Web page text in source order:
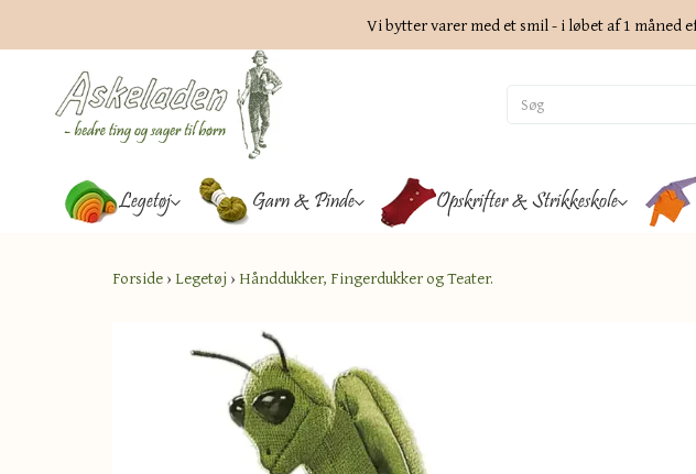
Vi bytter varer med et smil - i løbet af 1 måned
Legetøj Garn & Pinde Opskrifter & Strikkeskole
Forside› Legetøj › Hånddukker, Fingerdukker og Teater.